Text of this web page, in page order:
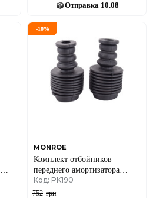
Отправка 10.08
-10%
MONROE
Комплект отбойников
переднего амортизатора
Renault Fluence / Renault
Megane III / Renault Scenic III
Код: PK190
752 грн